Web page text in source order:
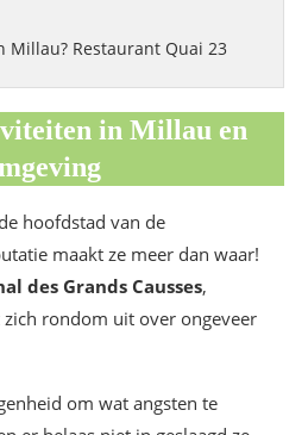
Millau? Restaurant Quai 23
du Tarn? Restaurant
in Millau en
hoofdstad van de
maakt ze meer dan waar!
des Grands Causses,
rondom uit over ongeveer
om wat angsten te